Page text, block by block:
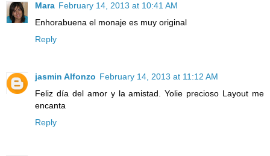
Mara February 14, 2013 at 10:41 AM
Enhorabuena el monaje es muy original
Reply
jasmin Alfonzo February 14, 2013 at 11:12 AM
Feliz día del amor y la amistad. Yolie precioso Layout me
encanta
Reply